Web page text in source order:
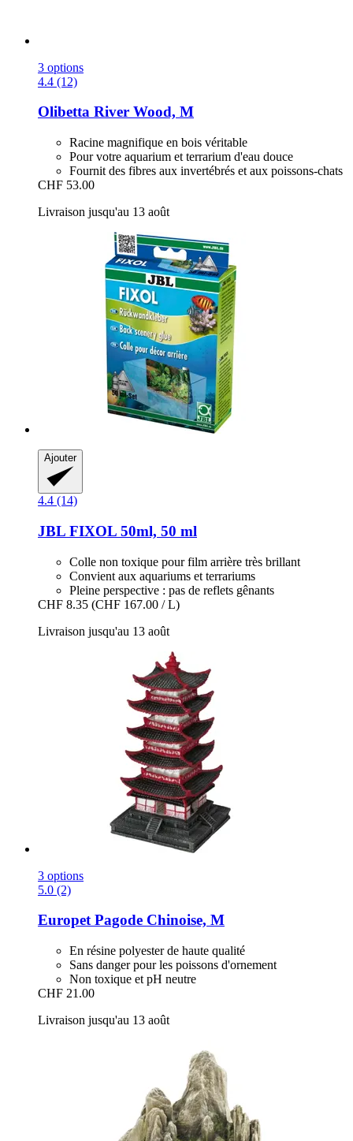
3 options
4.4 (12)
Olibetta River Wood, M
Racine magnifique en bois véritable
Pour votre aquarium et terrarium d'eau douce
Fournit des fibres aux invertébrés et aux poissons-chats
CHF 53.00
Livraison jusqu'au 13 août
Ajouter
4.4 (14)
JBL FIXOL 50ml, 50 ml
Colle non toxique pour film arrière très brillant
Convient aux aquariums et terrariums
Pleine perspective : pas de reflets gênants
CHF 8.35 (CHF 167.00 / L)
Livraison jusqu'au 13 août
3 options
5.0 (2)
EuropetPagode Chinoise, M
En résine polyester de haute qualité
Sans danger pour les poissons d'ornement
Non toxique et pH neutre
CHF 21.00
Livraison jusqu'au 13 août